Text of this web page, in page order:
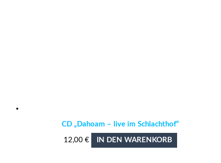
CD „Dahoam – live im Schlachthof“
12,00 € IN DEN WARENKORB